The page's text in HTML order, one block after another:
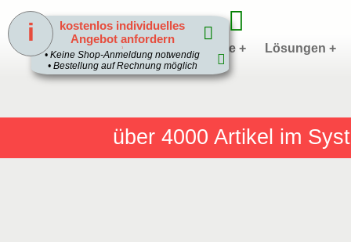
über 4000 Artikel im
Home Produkte + Lösungen +
kostenlos individuelles
Angebot anfordern
1
• Keine Shop-Anmeldung notwendig
• Bestellung auf Rechnung möglich
i